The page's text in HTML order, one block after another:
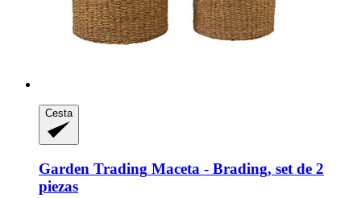
Cesta
Garden Trading Maceta -​ Brading, set de 2
piezas